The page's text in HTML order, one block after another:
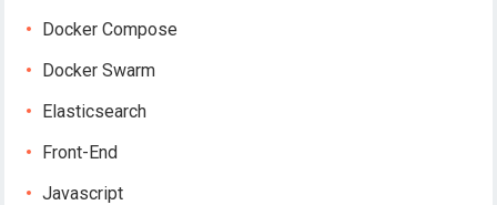
Docker Compose
Docker Swarm
Elasticsearch
Front-End
Javascript